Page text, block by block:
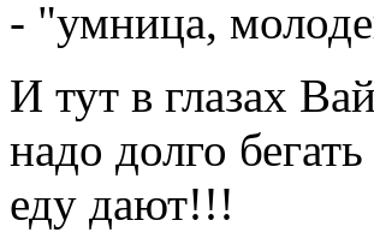
- "умница,
И тут в глазах
надо долго
еду дают!!!